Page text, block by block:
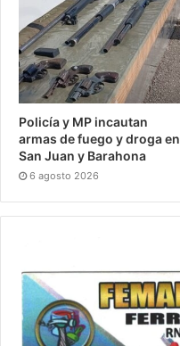
Policía y MP incautan
armas de fuego y droga en
San Juan y Barahona
6 agosto 2026